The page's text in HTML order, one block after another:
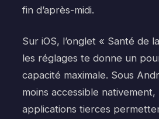
fin d’après-midi.
Sur iOS, l’onglet « Santé de
les réglages te donne un
capacité maximale. Sous
moins accessible nativement,
applications tierces